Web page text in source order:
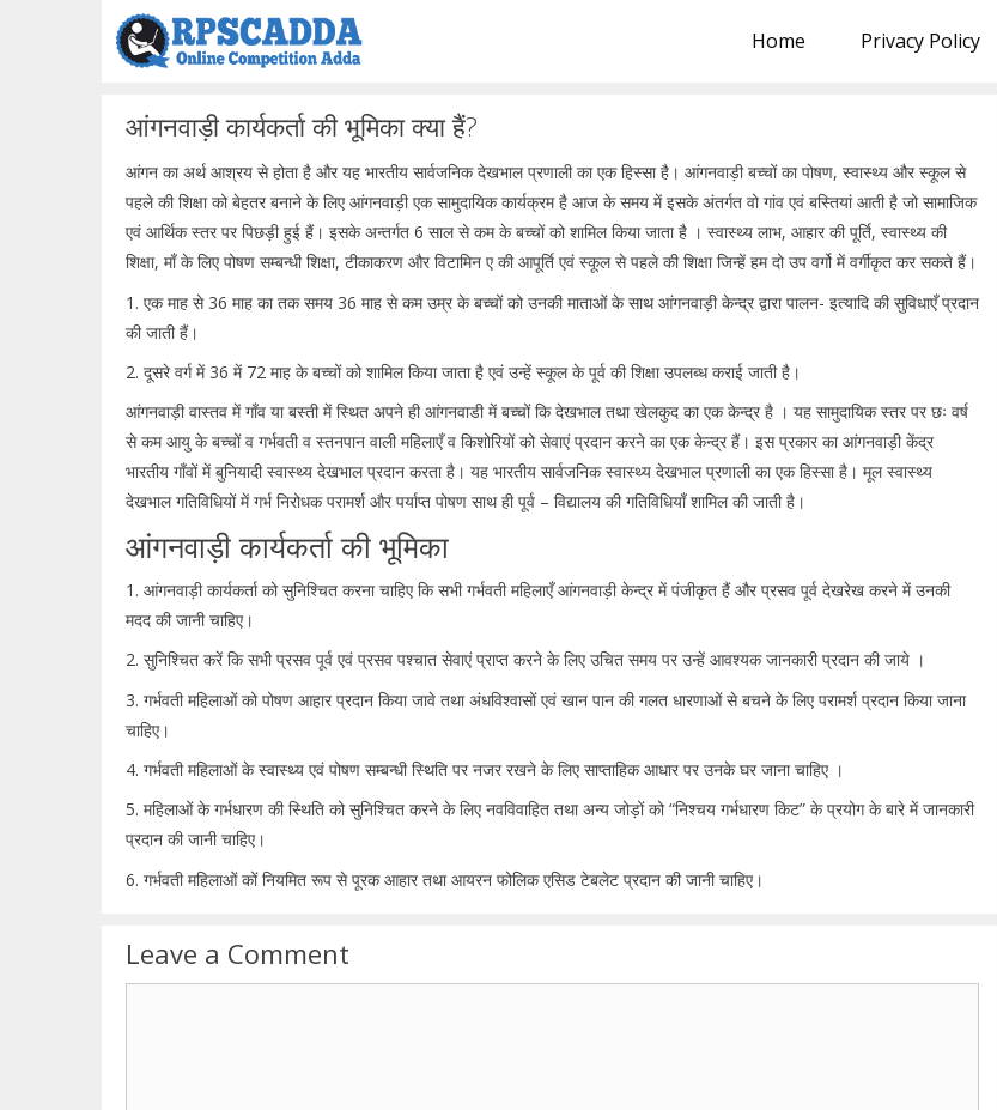
Home Privacy Policy
आंगनवाड़ी कार्यकर्ता की भूमिका क्या हैं?
आंगन का अर्थ आश्रय से होता है और यह भारतीय सार्वजनिक देखभाल प्रणाली का एक हिस्सा है। आंगनवाड़ी बच्चों का पोषण, स्वास्थ्य और स्कूल से
पहले की शिक्षा को बेहतर बनाने के लिए आंगनवाड़ी एक सामुदायिक कार्यक्रम है आज के समय में इसके अंतर्गत वो गांव एवं बस्तियां आती है जो सामाजिक
एवं आर्थिक स्तर पर पिछड़ी हुई हैं। इसके अन्तर्गत 6 साल से कम के बच्चों को शामिल किया जाता है । स्वास्थ्य लाभ, आहार की पूर्ति, स्वास्थ्य की
शिक्षा, माँ के लिए पोषण सम्बन्धी शिक्षा, टीकाकरण और विटामिन ए की आपूर्ति एवं स्कूल से पहले की शिक्षा जिन्हें हम दो उप वर्गो में वर्गीकृत कर सकते हैं।
1. एक माह से 36 माह का तक समय 36 माह से कम उम्र के बच्चों को उनकी माताओं के साथ आंगनवाड़ी केन्द्र द्वारा पालन- इत्यादि की सुविधाएँ प्रदान
की जाती हैं।
2. दूसरे वर्ग में 36 में 72 माह के बच्चों को शामिल किया जाता है एवं उन्हें स्कूल के पूर्व की शिक्षा उपलब्ध कराई जाती है।
आंगनवाड़ी वास्तव में गाँव या बस्ती में स्थित अपने ही आंगनवाडी में बच्चों कि देखभाल तथा खेलकुद का एक केन्द्र है । यह सामुदायिक स्तर पर छः वर्ष
से कम आयु के बच्चों व गर्भवती व स्तनपान वाली महिलाएँ व किशोरियों को सेवाएं प्रदान करने का एक केन्द्र हैं। इस प्रकार का आंगनवाड़ी केंद्र
भारतीय गाँवों में बुनियादी स्वास्थ्य देखभाल प्रदान करता है। यह भारतीय सार्वजनिक स्वास्थ्य देखभाल प्रणाली का एक हिस्सा है। मूल स्वास्थ्य
देखभाल गतिविधियों में गर्भ निरोधक परामर्श और पर्याप्त पोषण साथ ही पूर्व – विद्यालय की गतिविधियाँ शामिल की जाती है।
आंगनवाड़ी कार्यकर्ता की भूमिका
1. आंगनवाड़ी कार्यकर्ता को सुनिश्चित करना चाहिए कि सभी गर्भवती महिलाएँ आंगनवाड़ी केन्द्र में पंजीकृत हैं और प्रसव पूर्व देखरेख करने में उनकी
मदद की जानी चाहिए।
2. सुनिश्चित करें कि सभी प्रसव पूर्व एवं प्रसव पश्चात सेवाएं प्राप्त करने के लिए उचित समय पर उन्हें आवश्यक जानकारी प्रदान की जाये ।
3. गर्भवती महिलाओं को पोषण आहार प्रदान किया जावे तथा अंधविश्वासों एवं खान पान की गलत धारणाओं से बचने के लिए परामर्श प्रदान किया जाना
चाहिए।
4. गर्भवती महिलाओं के स्वास्थ्य एवं पोषण सम्बन्धी स्थिति पर नजर रखने के लिए साप्ताहिक आधार पर उनके घर जाना चाहिए ।
5. महिलाओं के गर्भधारण की स्थिति को सुनिश्चित करने के लिए नवविवाहित तथा अन्य जोड़ों को “निश्चय गर्भधारण किट” के प्रयोग के बारे में जानकारी
प्रदान की जानी चाहिए।
6. गर्भवती महिलाओं कों नियमित रूप से पूरक आहार तथा आयरन फोलिक एसिड टेबलेट प्रदान की जानी चाहिए।
Leave a Comment